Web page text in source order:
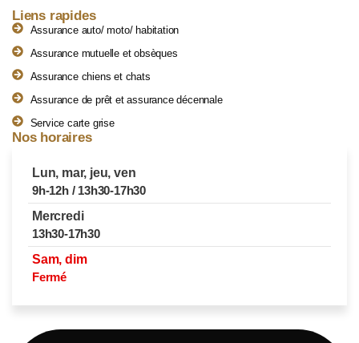
Liens rapides
Assurance auto/ moto/ habitation
Assurance mutuelle et obsèques
Assurance chiens et chats
Assurance de prêt et assurance décennale
Service carte grise
Nos horaires
Lun, mar, jeu, ven
9h-12h / 13h30-17h30
Mercredi
13h30-17h30
Sam, dim
Fermé